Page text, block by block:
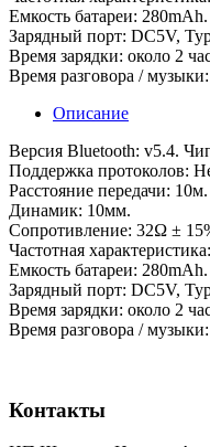
Емкость батареи: 280mAh.
Зарядный порт: DC5V,
Время зарядки: около 2
Время разговора /
Описание
Версия Bluetooth: v5.4.
Поддержка протоколов:
Расстояние передачи: 10м.
Динамик: 10мм.
Сопротивление: 32Ω ±
Частотная
Емкость батареи: 280mAh.
Зарядный порт: DC5V,
Время зарядки: около 2
Время разговора /
Контакты